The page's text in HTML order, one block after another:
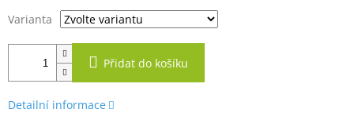
Varianta
Přidat do košíku
Detailní informace